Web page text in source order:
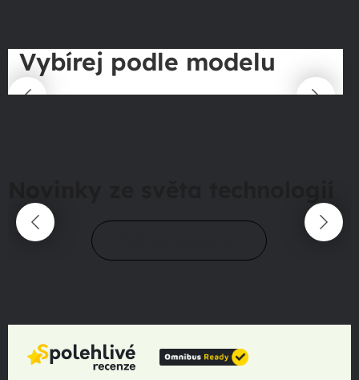
Vybírej podle modelu